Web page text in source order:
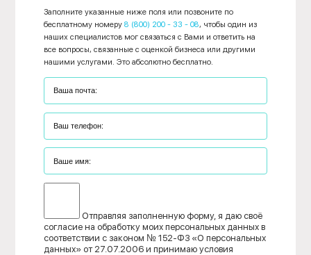
Заполните указанные ниже поля или позвоните по
бесплатному номеру 8 (800) 200 - 33 - 08, чтобы один из
наших специалистов мог связаться с Вами и ответить на
все вопросы, связанные с оценкой бизнеса или другими
нашими услугами. Это абсолютно бесплатно.
Отправляя заполненную форму, я даю своё
согласие на обработку моих персональных данных в
соответствии с законом № 152-ФЗ «О персональных
данных» от 27.07.2006 и принимаю условия